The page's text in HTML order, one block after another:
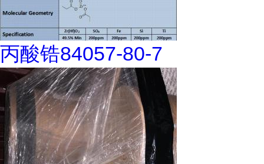
丙酸锆84057-80-7